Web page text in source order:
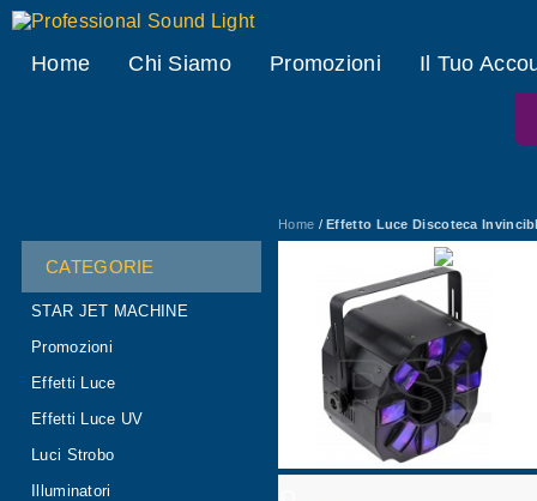
Home Chi Siamo Promozioni Il Tuo
Home /Effetto Luce Discoteca
CATEGORIE
STAR JET MACHINE
Promozioni
Effetti Luce
Effetti Luce UV
Luci Strobo
Illuminatori